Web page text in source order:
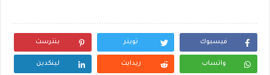
فيسبوك تويتر بنترست
واتساب ريدايت لينكدين